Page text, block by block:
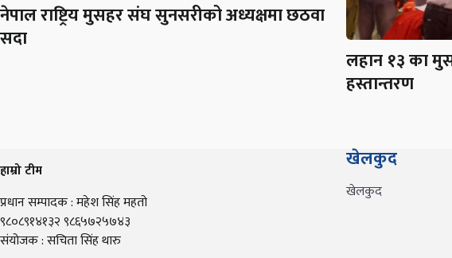
नेपाल राष्ट्रिय मुसहर संघ सुनसरीको अध्यक्षमा छठवा
सदा
लहान १३ का
हस्तान्तरण
हाम्रो टीम
प्रधान सम्पादक : महेश सिंह महतो
९८०८९१४१३२ ९८६५७२५७४३
संयोजक : सचिता सिंह थारु
खेलकुद
खेलकुद